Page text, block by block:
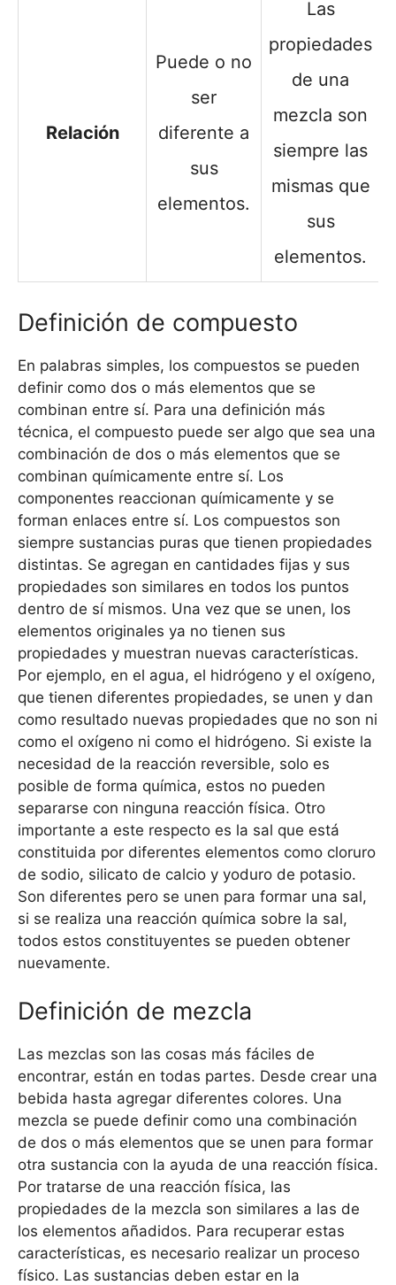
Relación
Puede o no
ser
diferente a
sus
elementos.
Las
propiedades
de una
mezcla son
siempre las
mismas que
sus
elementos.
Definición de compuesto
En palabras simples, los compuestos se pueden
definir como dos o más elementos que se
combinan entre sí. Para una definición más
técnica, el compuesto puede ser algo que sea una
combinación de dos o más elementos que se
combinan químicamente entre sí. Los
componentes reaccionan químicamente y se
forman enlaces entre sí. Los compuestos son
siempre sustancias puras que tienen propiedades
distintas. Se agregan en cantidades fijas y sus
propiedades son similares en todos los puntos
dentro de sí mismos. Una vez que se unen, los
elementos originales ya no tienen sus
propiedades y muestran nuevas características.
Por ejemplo, en el agua, el hidrógeno y el oxígeno,
que tienen diferentes propiedades, se unen y dan
como resultado nuevas propiedades que no son ni
como el oxígeno ni como el hidrógeno. Si existe la
necesidad de la reacción reversible, solo es
posible de forma química, estos no pueden
separarse con ninguna reacción física. Otro
importante a este respecto es la sal que está
constituida por diferentes elementos como cloruro
de sodio, silicato de calcio y yoduro de potasio.
Son diferentes pero se unen para formar una sal,
si se realiza una reacción química sobre la sal,
todos estos constituyentes se pueden obtener
nuevamente.
Definición de mezcla
Las mezclas son las cosas más fáciles de
encontrar, están en todas partes. Desde crear una
bebida hasta agregar diferentes colores. Una
mezcla se puede definir como una combinación
de dos o más elementos que se unen para formar
otra sustancia con la ayuda de una reacción física.
Por tratarse de una reacción física, las
propiedades de la mezcla son similares a las de
los elementos añadidos. Para recuperar estas
características, es necesario realizar un proceso
físico. Las sustancias deben estar en la